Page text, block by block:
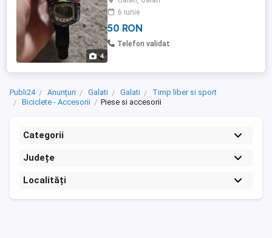
4
6 iunie
50 RON
Telefon validat
Publi24 Anunțuri Galati Galati
Timp liber si sport
Biciclete - Accesorii
Piese si accesorii
Categorii
Județe
Localități